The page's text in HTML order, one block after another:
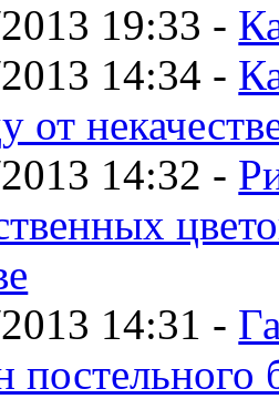
19:33 -
14:34 -
от
14:32 -
14:31 -
постельного